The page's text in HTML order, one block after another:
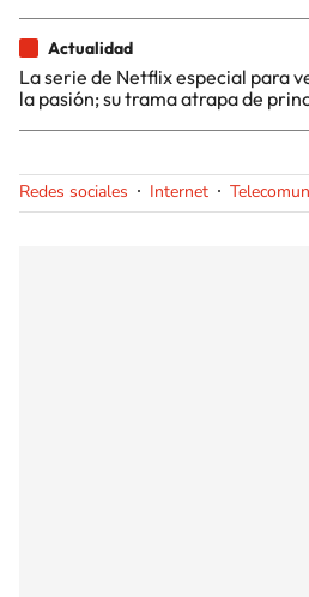
Actualidad
La serie de Netflix especial para
la pasión; su trama atrapa de
Redes sociales Internet